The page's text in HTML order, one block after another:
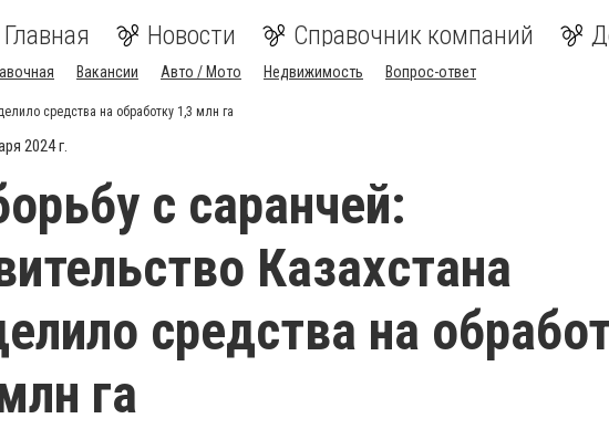
Главная Новости Справочник компаний
Вакансии Авто / Мото Недвижимость Вопрос-ответ
средства на обработку 1,3 млн га
2024 г.
с саранчей:
Казахстана
средства на
га